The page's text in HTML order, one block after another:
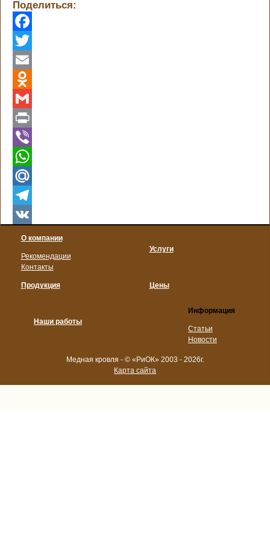
Поделиться:
Facebook
Twitter
Email
Odnoklassniki
Gmail
Print
Viber
WhatsApp
Mail.Ru
Telegram
VKО компании
Рекомендации
Контакты
Услуги
Продукция Цены
Наши работы
Информация
Статьи
Новости
Медная кровля - © «РиОК» 2003 - 2026г.
Карта сайта